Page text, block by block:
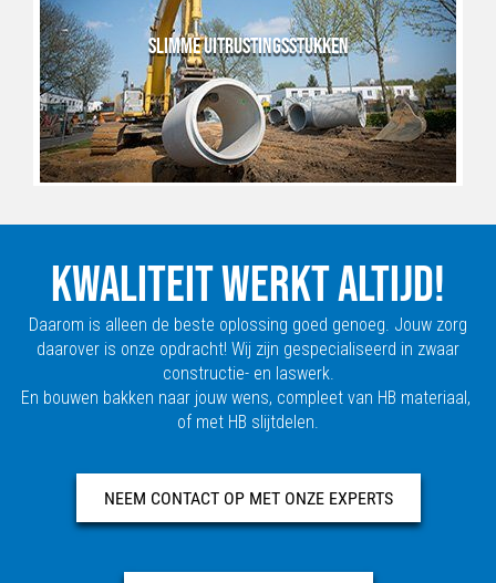
SLIMME UITRUSTINGSSTUKKEN
KWALITEIT WERKT ALTIJD!
Daarom is alleen de beste oplossing goed genoeg. Jouw zorg
daarover is onze opdracht! Wij zijn gespecialiseerd in zwaar
constructie- en laswerk.
En bouwen bakken naar jouw wens, compleet van HB materiaal,
of met HB slijtdelen.
NEEM CONTACT OP MET ONZE EXPERTS